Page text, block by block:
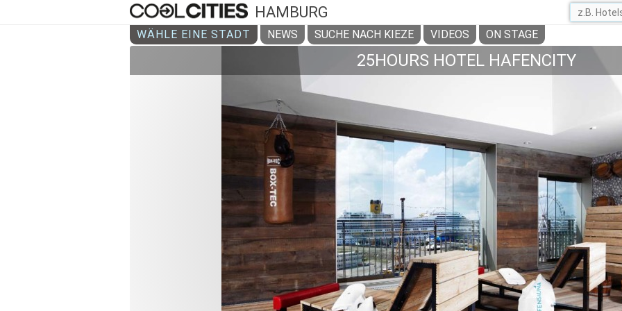
HAMBURG
WÄHLE EINE STADT NEWS SUCHE NACH KIEZE VIDEOS ON STAGE
25HOURS HOTEL HAFENCITY